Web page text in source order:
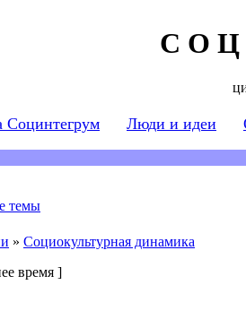
С О Ц
Социнтегрум Люди и идеи
темы
» Социокультурная динамика
время ]